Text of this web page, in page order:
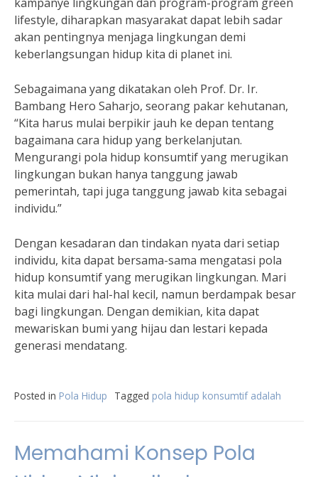
lifestyle, diharapkan masyarakat dapat lebih sadar
akan pentingnya menjaga lingkungan demi
keberlangsungan hidup kita di planet ini.
Sebagaimana yang dikatakan oleh Prof. Dr. Ir.
Bambang Hero Saharjo, seorang pakar kehutanan,
“Kita harus mulai berpikir jauh ke depan tentang
bagaimana cara hidup yang berkelanjutan.
Mengurangi pola hidup konsumtif yang merugikan
lingkungan bukan hanya tanggung jawab
pemerintah, tapi juga tanggung jawab kita sebagai
individu.”
Dengan kesadaran dan tindakan nyata dari setiap
individu, kita dapat bersama-sama mengatasi pola
hidup konsumtif yang merugikan lingkungan. Mari
kita mulai dari hal-hal kecil, namun berdampak besar
bagi lingkungan. Dengan demikian, kita dapat
mewariskan bumi yang hijau dan lestari kepada
generasi mendatang.
Posted in Pola Hidup Tagged pola hidup konsumtif adalah
Memahami Konsep Pola